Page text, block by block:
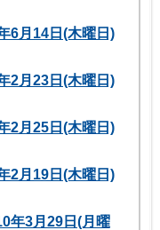
6月14日(木曜日)
2月23日(木曜日)
2月25日(木曜日)
2月19日(木曜日)
年3月29日(月曜